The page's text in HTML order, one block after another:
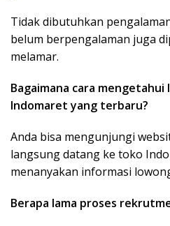
Tidak dibutuhkan
belum berpengalaman juga
melamar.
Bagaimana cara
Indomaret yang terbaru?
Anda bisa mengunjungi
langsung datang ke toko
menanyakan informasi
Berapa lama proses